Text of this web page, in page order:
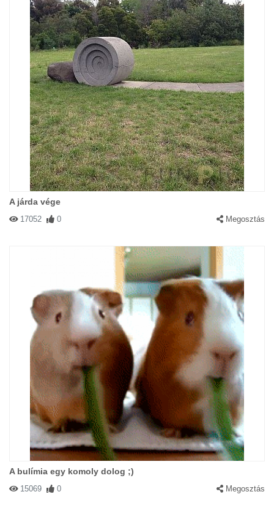
A járda vége
17052 0 Megosztás
A bulímia egy komoly dolog ;)
15069 0 Megosztás